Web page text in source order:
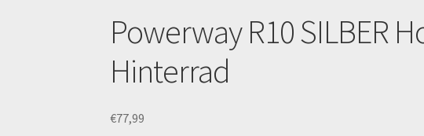
Powerway R10 SILBER
Hinterrad
€77,99